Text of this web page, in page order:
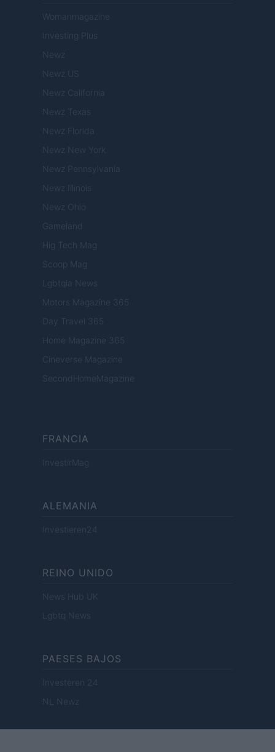
Womanmagazine
Investing Plus
Newz
Newz US
Newz California
Newz Texas
Newz Florida
Newz New York
Newz Pennsylvania
Newz Illinois
Newz Ohio
Gameland
Hig Tech Mag
Scoop Mag
Lgbtqia News
Motors Magazine 365
Day Travel 365
Home Magazine 365
Cineverse Magazine
SecondHomeMagazine
FRANCIA
InvestirMag
ALEMANIA
Investieren24
REINO UNIDO
News Hub UK
Lgbtq News
PAESES BAJOS
Investeren 24
NL Newz